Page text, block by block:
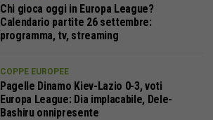
Chi gioca oggi in Europa League?
Calendario partite 26 settembre:
programma, tv, streaming
COPPE EUROPEE
Pagelle Dinamo Kiev-Lazio 0-3, voti
Europa League: Dia implacabile, Dele-
Bashiru onnipresente